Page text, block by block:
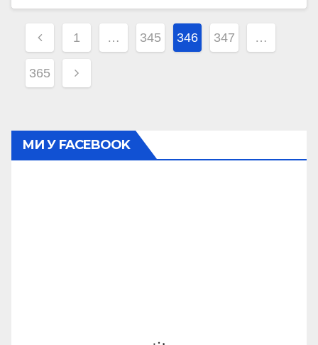
Навігація
записів
1 … 345 346 347 …
365
МИ У FACEBOOK